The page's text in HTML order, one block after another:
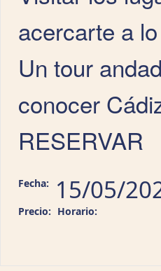
acercarte a
Un tour
conocer
RESERVAR
Fecha: 15/05/
Precio: Horario: